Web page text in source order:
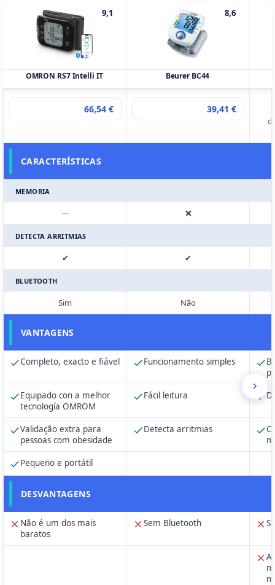
9,1 8,6
OMRON RS7 Intelli IT Beurer BC44
66,54 € 39,41 €
CARACTERÍSTICAS
MEMORIA
— ❌
DETECTA ARRITMIAS
✔ ✔
BLUETOOTH
Sim Não
VANTAGENS
Completo, exacto e fiável Funcionamento simples
Equipado con a melhor
tecnología OMROM
Fácil leitura
Validação extra para
pessoas com obesidade
Detecta arritmias
Pequeno e portátil
DESVANTAGENS
Não é um dos mais
baratos
Sem Bluetooth
A